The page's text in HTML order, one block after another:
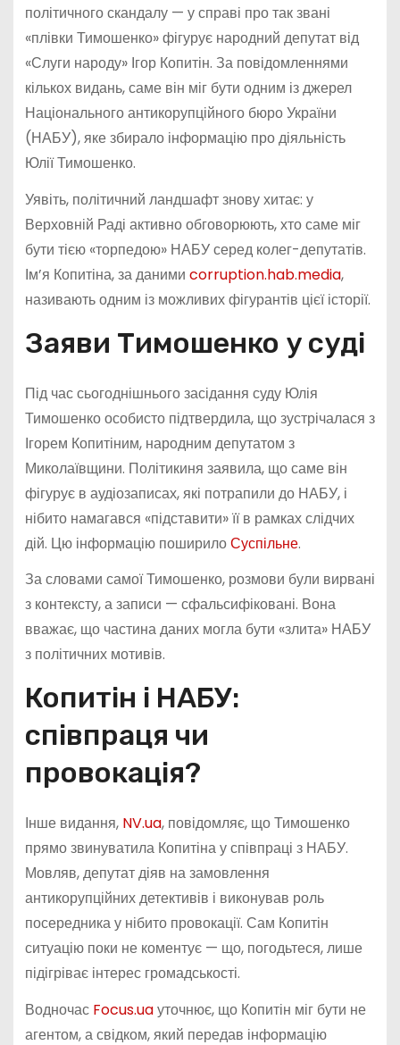
політичного скандалу — у справі про так звані
«плівки Тимошенко» фігурує народний депутат від
«Слуги народу» Ігор Копитін. За повідомленнями
кількох видань, саме він міг бути одним із джерел
Національного антикорупційного бюро України
(НАБУ), яке збирало інформацію про діяльність
Юлії Тимошенко.
Уявіть, політичний ландшафт знову хитає: у
Верховній Раді активно обговорюють, хто саме міг
бути тією «торпедою» НАБУ серед колег-депутатів.
Ім’я Копитіна, за даними corruption.hab.media,
називають одним із можливих фігурантів цієї історії.
Заяви Тимошенко у суді
Під час сьогоднішнього засідання суду Юлія
Тимошенко особисто підтвердила, що зустрічалася з
Ігорем Копитіним, народним депутатом з
Миколаївщини. Політикиня заявила, що саме він
фігурує в аудіозаписах, які потрапили до НАБУ, і
нібито намагався «підставити» її в рамках слідчих
дій. Цю інформацію поширилоСуспільне.
За словами самої Тимошенко, розмови були вирвані
з контексту, а записи — сфальсифіковані. Вона
вважає, що частина даних могла бути «злита» НАБУ
з політичних мотивів.
Копитін і НАБУ:
співпраця чи
провокація?
Інше видання, NV.ua, повідомляє, що Тимошенко
прямо звинуватила Копитіна у співпраці з НАБУ.
Мовляв, депутат діяв на замовлення
антикорупційних детективів і виконував роль
посередника у нібито провокації. Сам Копитін
ситуацію поки не коментує — що, погодьтеся, лише
підігріває інтерес громадськості.
Водночас Focus.uaуточнює, що Копитін міг бути не
агентом, а свідком, який передав інформацію